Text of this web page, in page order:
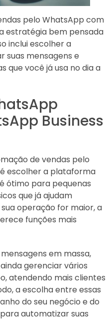
pelo WhatsApp com
estratégia bem pensada
inclui escolher a
suas mensagens e
que você já usa no dia a
Business
de vendas pelo
escolher a plataforma
ótimo para pequenas
que já ajudam
operação for maior, a
funções mais
em massa,
gerenciar vários
atendendo mais clientes
a escolha entre essas
do seu negócio e do
automatizar suas